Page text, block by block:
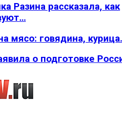
Разина рассказала, как
мясо: говядина,
о подготовке